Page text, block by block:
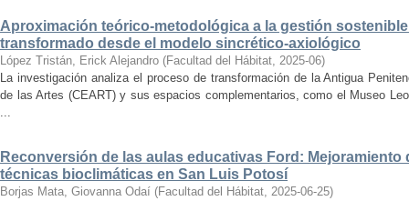
Aproximación teórico-metodológica a la gestión
transformado desde el modelo sincrético-axiológico
López Tristán, Erick Alejandro (Facultad del Hábitat, 2025-06)
La investigación analiza el proceso de transformación de la Antigua
de las Artes (CEART) y sus espacios complementarios, como el Museo
...
Reconversión de las aulas educativas Ford:
técnicas bioclimáticas en San Luis Potosí
Borjas Mata, Giovanna Odaí (Facultad del Hábitat, 2025-06-25)